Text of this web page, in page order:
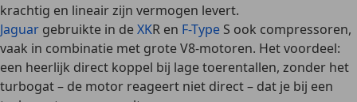
krachtig en lineair zijn vermogen levert.
Jaguar gebruikte in deXKR en F-Type S ook compressoren,
vaak in combinatie met grote V8-motoren. Het voordeel:
een heerlijk direct koppel bij lage toerentallen, zonder het
turbogat– de motor reageert niet direct – dat je bij een